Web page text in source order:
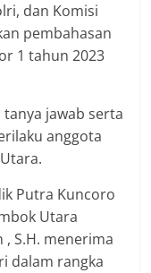
dan Komisi
pembahasan
1 tahun 2023
jawab serta
anggota
Putra Kuncoro
Utara
, S.H. menerima
dalam rangka